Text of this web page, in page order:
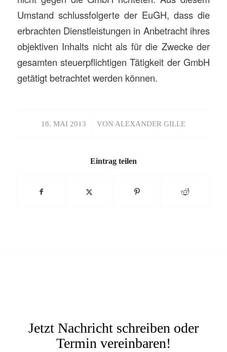
Umstand schlussfolgerte der EuGH, dass die
erbrachten Dienstleistungen in Anbetracht ihres
objektiven Inhalts nicht als für die Zwecke der
gesamten steuerpflichtigen Tätigkeit der GmbH
getätigt betrachtet werden können.
18. MAI 2013
/ VONALEXANDER GILLE
Eintrag teilen
Jetzt Nachricht schreiben oder
Termin vereinbaren!